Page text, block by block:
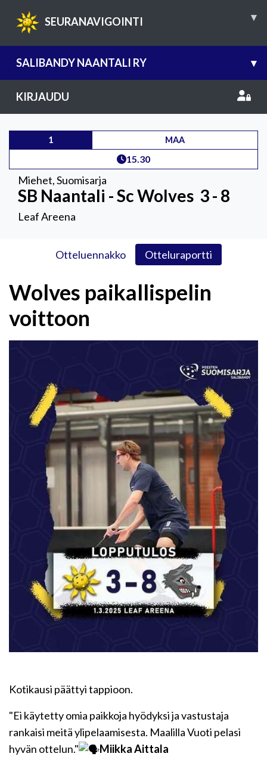
SEURANAVIGOINTI ▾
SALIBANDY NAANTALI RY ▾
KIRJAUDU
1 MAA
15.30
Miehet,Suomisarja
SB Naantali - Sc Wolves 3 - 8
Leaf Areena
Otteluennakko Otteluraportti
Wolves paikallispelin
voittoon
Kotikausi päättyi tappioon.
"Ei käytetty omia paikkoja hyödyksi ja vastustaja
rankaisi meitä ylipelaamisesta. Maalilla Vuoti pelasi
hyvän ottelun."
Miikka Aittala